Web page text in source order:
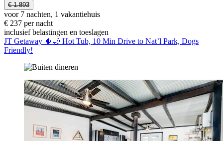
€ 1.893
voor 7 nachten, 1 vakantiehuis
€ 237 per nacht
inclusief belastingen en toeslagen
JT Getaway 🌵🌙 Hot Tub, 10 Min Drive to Nat’l Park, Dogs
Friendly!